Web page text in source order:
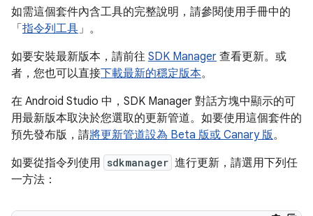
如需這個套件內含工具的完整說明，請參閱使用手冊中的
「 指令列工具」。
如要安裝最新版本，請前往 SDK Manager 查看更新。或
者，您也可以直接下載最新的穩定版本。
在 Android Studio 中，SDK Manager 對話方塊中顯示的可
用最新版本取決於您選取的更新管道。如要使用這個套件的
預先發布版，請將更新管道設為 Beta 版或 Canary 版。
如要從指令列使用 sdkmanager 進行更新，請選用下列任
一方法：